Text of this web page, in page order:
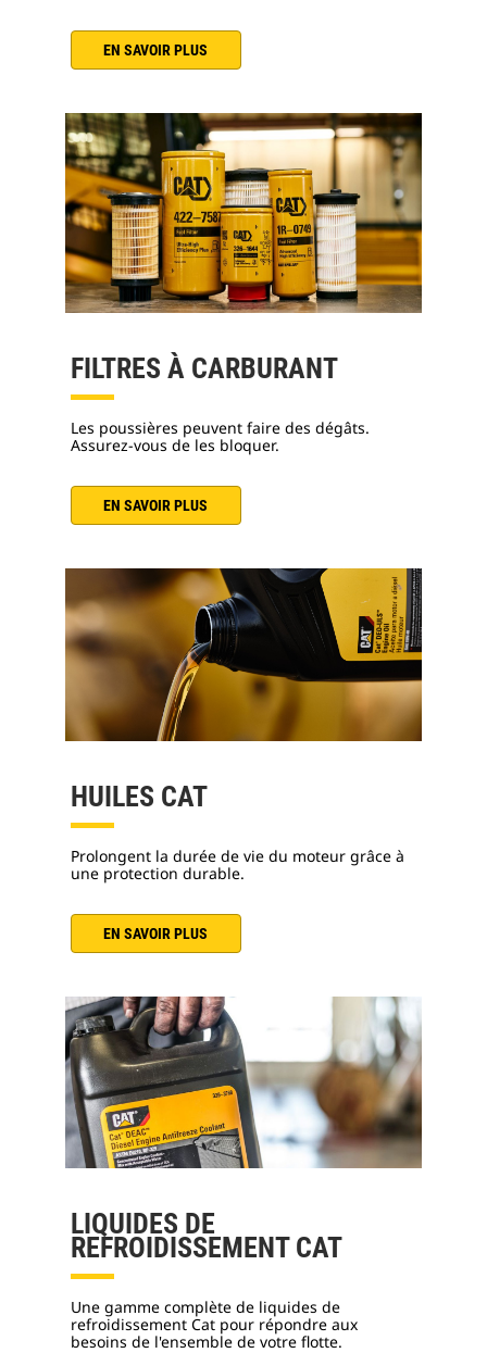
EN SAVOIR PLUS
FILTRES À CARBURANT
Les poussières peuvent faire des dégâts.
Assurez-vous de les bloquer.
EN SAVOIR PLUS
HUILES CAT
Prolongent la durée de vie du moteur grâce à
une protection durable.
EN SAVOIR PLUS
LIQUIDES DE
REFROIDISSEMENT CAT
Une gamme complète de liquides de
refroidissement Cat pour répondre aux
besoins de l'ensemble de votre flotte.